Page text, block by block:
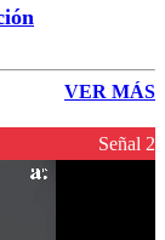
VER MÁS
Señal 2